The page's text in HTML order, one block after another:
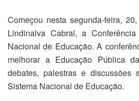
Começou nesta segunda-feira,
Lindinalva Cabral, a
Nacional de Educação. A
melhorar a Educação Pública
debates, palestras e discussões
Sistema Nacional de Educação.